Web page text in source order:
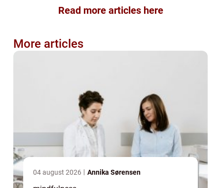
Read more articles here
More articles
04 august 2026 Annika Sørensen